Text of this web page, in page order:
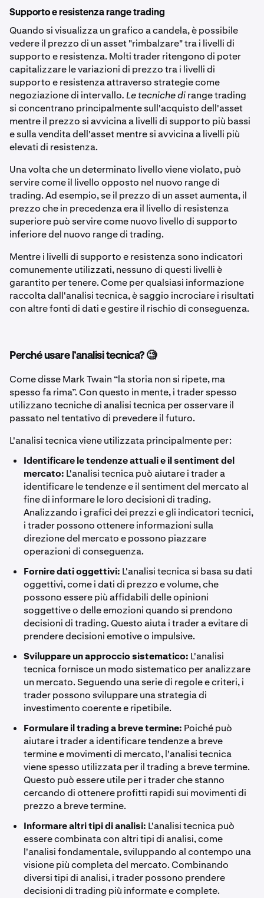
Supporto e resistenza range trading
Quando si visualizza un grafico a candela, è possibile
vedere il prezzo di un asset "rimbalzare" tra i livelli di
supporto e resistenza. Molti trader ritengono di poter
capitalizzare le variazioni di prezzo tra i livelli di
supporto e resistenza attraverso strategie come
negoziazione di intervallo. Le tecniche dirange trading
si concentrano principalmente sull'acquisto dell'asset
mentre il prezzo si avvicina a livelli di supporto più bassi
e sulla vendita dell'asset mentre si avvicina a livelli più
elevati di resistenza.
Una volta che un determinato livello viene violato, può
servire come il livello opposto nel nuovo range di
trading. Ad esempio, se il prezzo di un asset aumenta, il
prezzo che in precedenza era il livello di resistenza
superiore può servire come nuovo livello di supporto
inferiore del nuovo range di trading.
Mentre i livelli di supporto e resistenza sono indicatori
comunemente utilizzati, nessuno di questi livelli è
garantito per tenere. Come per qualsiasi informazione
raccolta dall'analisi tecnica, è saggio incrociare i risultati
con altre fonti di dati e gestire il rischio di conseguenza.
Perché usare l’analisi tecnica? 🧐
Come disse Mark Twain “la storia non si ripete, ma
spesso fa rima”. Con questo in mente, i trader spesso
utilizzano tecniche di analisi tecnica per osservare il
passato nel tentativo di prevedere il futuro.
L'analisi tecnica viene utilizzata principalmente per:
Identificare le tendenze attuali e il sentiment del
mercato: L'analisi tecnica può aiutare i trader a
identificare le tendenze e il sentiment del mercato al
fine di informare le loro decisioni di trading.
Analizzando i grafici dei prezzi e gli indicatori tecnici,
i trader possono ottenere informazioni sulla
direzione del mercato e possono piazzare
operazioni di conseguenza.
Fornire dati oggettivi: L'analisi tecnica si basa su dati
oggettivi, come i dati di prezzo e volume, che
possono essere più affidabili delle opinioni
soggettive o delle emozioni quando si prendono
decisioni di trading. Questo aiuta i trader a evitare di
prendere decisioni emotive o impulsive.
Sviluppare un approccio sistematico: L'analisi
tecnica fornisce un modo sistematico per analizzare
un mercato. Seguendo una serie di regole e criteri, i
trader possono sviluppare una strategia di
investimento coerente e ripetibile.
Formulare il trading a breve termine: Poiché può
aiutare i trader a identificare tendenze a breve
termine e movimenti di mercato, l'analisi tecnica
viene spesso utilizzata per il trading a breve termine.
Questo può essere utile per i trader che stanno
cercando di ottenere profitti rapidi sui movimenti di
prezzo a breve termine.
Informare altri tipi di analisi: L'analisi tecnica può
essere combinata con altri tipi di analisi, come
l'analisi fondamentale, sviluppando al contempo una
visione più completa del mercato. Combinando
diversi tipi di analisi, i trader possono prendere
decisioni di trading più informate e complete.